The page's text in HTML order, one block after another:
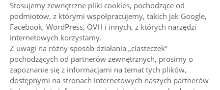
Stosujemy zewnętrzne pliki cookies, pochodzące od
podmiotów, z którymi współpracujemy, takich jak Google,
Facebook, WordPress, OVH i innych, z których narzędzi
internetowych korzystamy.
Z uwagi na różny sposób działania „ciasteczek”
pochodzących od partnerów zewnętrznych, prosimy o
zapoznanie się z informacjami na temat tych plików,
dostępnymi na stronach internetowych naszych partnerów